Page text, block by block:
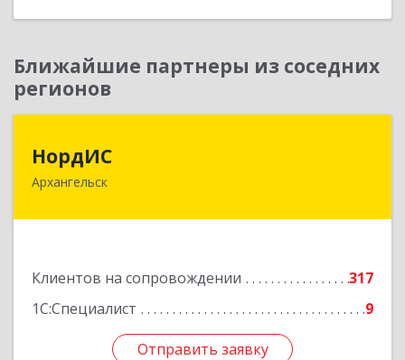
Ближайшие партнеры из соседних
регионов
НордИС
Архангельск
Клиентов на сопровождении
317
1С:Специалист
9
Отправить заявку
163071, Архангельская обл, Архангельск г,
Отправить заявку